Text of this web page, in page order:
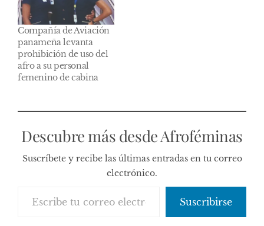
Compañía de Aviación
panameña levanta
prohibición de uso del
afro a su personal
femenino de cabina
Descubre más desde Afroféminas
Suscríbete y recibe las últimas entradas en tu correo
electrónico.
Suscribirse